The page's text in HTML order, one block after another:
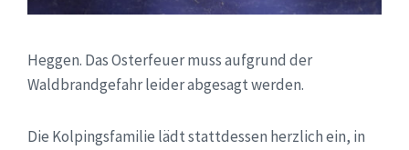
Heggen. Das Osterfeuer muss aufgrund der
Waldbrandgefahr leider abgesagt werden.
Die Kolpingsfamilie lädt stattdessen herzlich ein, in